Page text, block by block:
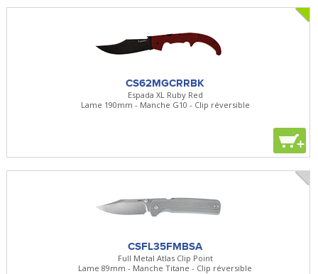
CS62MGCRRBK
Espada XL Ruby Red
Lame 190mm - Manche G10 - Clip réversible
+
CSFL35FMBSA
Full Metal Atlas Clip Point
Lame 89mm - Manche Titane - Clip réversible